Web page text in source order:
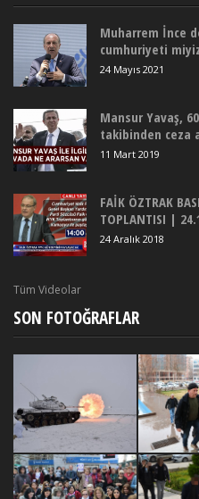
Muharrem İnce
cumhuriyeti
24 Mayıs 2021
Mansur Yavaş,
takibinden ceza
11 Mart 2019
FAİK ÖZTRAK
TOPLANTISI |
24 Aralık 2018
Tüm Videolar
SON FOTOĞRAFLAR